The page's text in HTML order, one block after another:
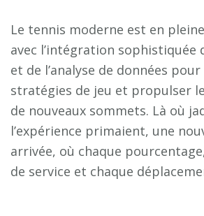
Le tennis moderne est en
avec l’intégration sophistiquée
et de l’analyse de données
stratégies de jeu et propulser
de nouveaux sommets. Là où
l’expérience primaient, une
arrivée, où chaque
de service et chaque